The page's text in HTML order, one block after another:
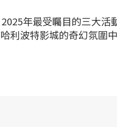
年最受矚目的三大活
利波特影城的奇幻氛圍